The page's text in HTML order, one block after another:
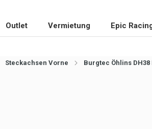
Outlet Vermietung Epic
Steckachsen Vorne Burgtec Öhlins DH38